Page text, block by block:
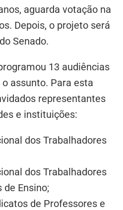
aguarda votação na
Depois, o projeto será
Senado.
13 audiências
assunto. Para esta
representantes
e instituições:
dos Trabalhadores
dos Trabalhadores
Ensino;
de Professores e